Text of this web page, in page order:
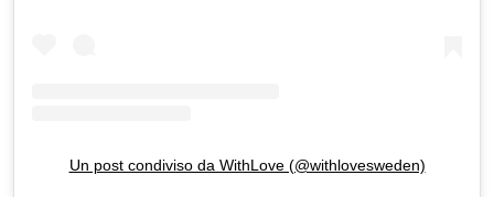
Un post condiviso da WithLove (@withlovesweden)